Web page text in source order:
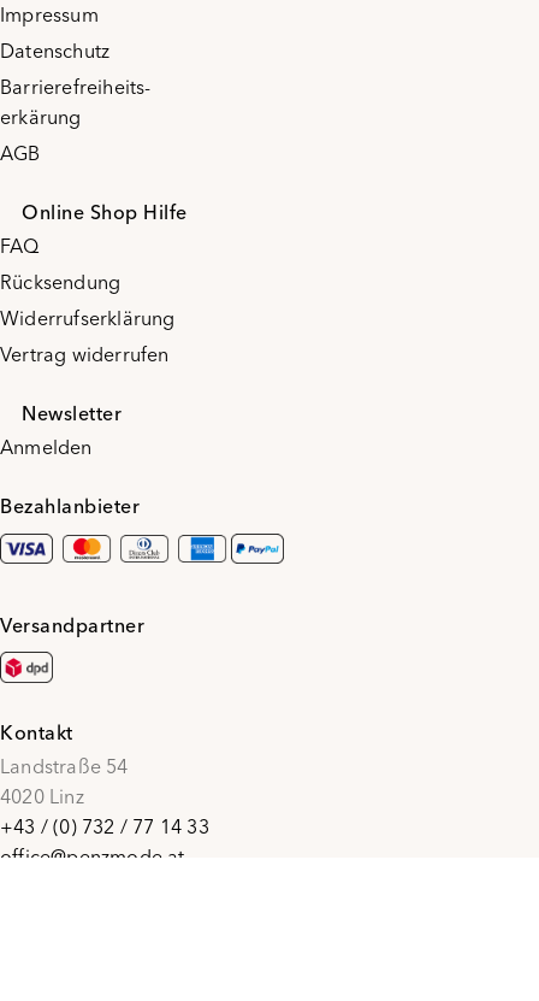
Impressum
Datenschutz
Barrierefreiheits-
erkärung
AGB
Online Shop Hilfe
FAQ
Rücksendung
Widerrufserklärung
Vertrag widerrufen
Newsletter
Anmelden
Bezahlanbieter
Versandpartner
Kontakt
Landstraße 54
4020 Linz
+43 / (0) 732 / 77 14 33
office@penzmode.at